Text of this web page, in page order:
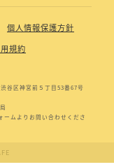
個人情報保護方針
規約
谷区神宮前５丁目53番67号
ームよりお問い合わせくださ